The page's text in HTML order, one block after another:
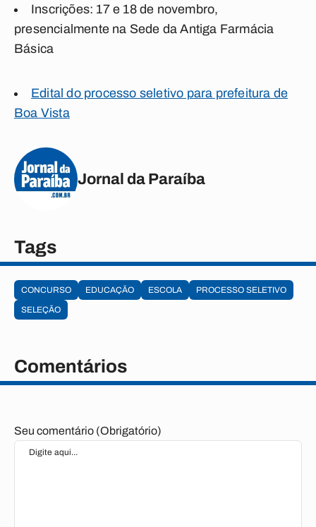
Inscrições: 17 e 18 de novembro,
presencialmente na Sede da Antiga Farmácia
Básica
Edital do processo seletivo para prefeitura de
Boa Vista
Jornal da Paraíba
Tags
CONCURSO EDUCAÇÃO ESCOLA
PROCESSO SELETIVO
SELEÇÃO
Comentários
Seu comentário (Obrigatório)